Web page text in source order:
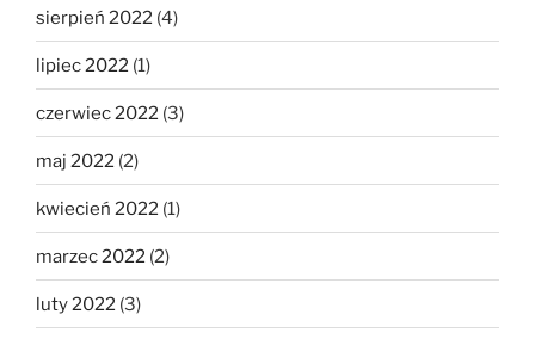
sierpień 2022 (4)
lipiec 2022 (1)
czerwiec 2022 (3)
maj 2022 (2)
kwiecień 2022 (1)
marzec 2022 (2)
luty 2022 (3)